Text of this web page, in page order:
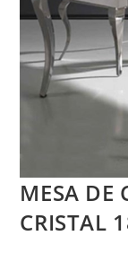
MESA DE
CRISTAL